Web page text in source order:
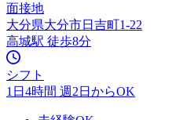
面接地
大分県大分市日吉町1-22
高城駅 徒歩8分
シフト
1日4時間 週2日からOK